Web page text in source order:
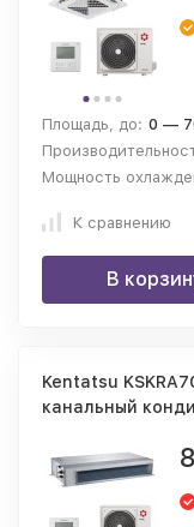
Площадь, до: 0 —
Мощность
К сравнению
В
Kentatsu
канальный